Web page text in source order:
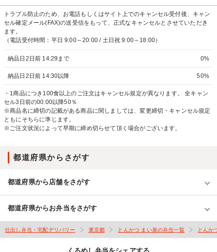
トラブル防止のため、お電話もしくはサイト上でのキャンセル受付後、キャン
セル確定メール(FAX)の送受信をもって、正式なキャンセルとさせていただき
ます。
（電話受付時間：平日 9:00～20:00 / 土日祝 9:00～18:00）
納品日2日前 14:29まで 0%
納品日2日前 14:30以降 50%
・1商品につき100食以上のご注文はキャンセル規定が異なります。 全キャン
セル3日前の00:00以降50％
※商品名に締切の記載がある商品に関しましては、変更締切・キャンセル規定
ともにそちらに準じます。
※ご注文状況によって早期に締め切らせて頂く場合がございます。
都道府県からさがす
都道府県から店舗をさがす
都道府県からお弁当をさがす
仕出し弁当・宅配デリバリー 東京都 とんかつ まい泉の弁当一覧 とんか